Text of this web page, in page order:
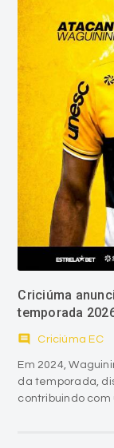
Criciúma
temporada
comment Criciúma EC
Em 2024,
da temporada,
contribuindo